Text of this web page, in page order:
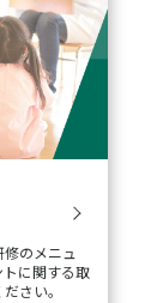
のメニュ
に関する取
さい。